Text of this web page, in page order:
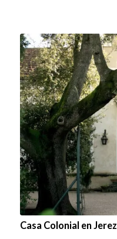
Casa Colonial en Jerez